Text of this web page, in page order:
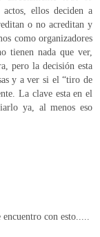
ellos deciden a
o no acreditan y
como organizadores
tienen nada que ver,
pero la decisión esta
y a ver si el “tiro de
La clave esta en el
ya, al menos eso
con esto.....